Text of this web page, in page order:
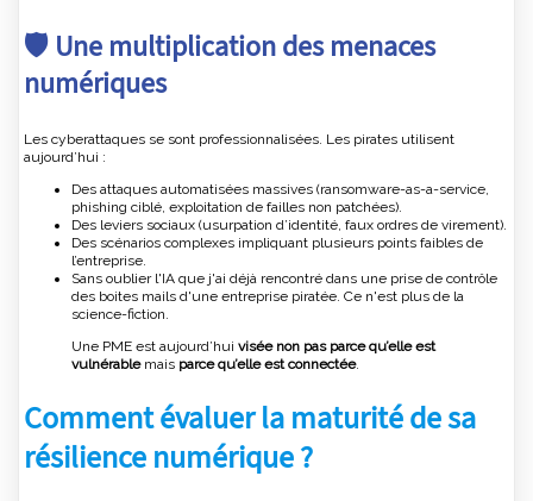
🛡️ Une multiplication des menaces
numériques
Les cyberattaques se sont professionnalisées. Les pirates utilisent
aujourd’hui :
Des attaques automatisées massives (ransomware-as-a-service,
phishing ciblé, exploitation de failles non patchées).
Des leviers sociaux (usurpation d’identité, faux ordres de virement).
Des scénarios complexes impliquant plusieurs points faibles de
l’entreprise.
Sans oublier l'IA que j'ai déjà rencontré dans une prise de contrôle
des boites mails d'une entreprise piratée. Ce n'est plus de la
science-fiction.
Une PME est aujourd’hui visée non pas parce qu’elle est
vulnérablemais parce qu’elle est connectée.
Comment évaluer la maturité de sa
résilience numérique ?